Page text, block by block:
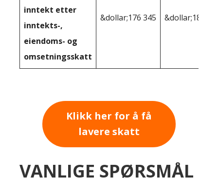
inntekt etter
inntekts-,
eiendoms- og
omsetningsskatt
&dollar;176 345 &dollar;180
Klikk her for å få
lavere skatt
VANLIGE SPØRSMÅL